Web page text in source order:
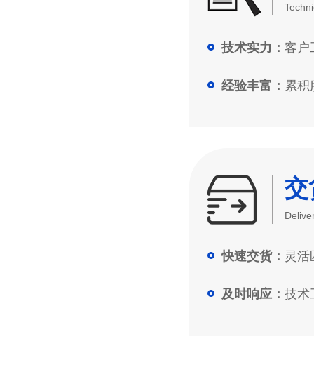
技术实力： 客户
经验丰富： 累积
快速交货： 灵活
及时响应： 技术